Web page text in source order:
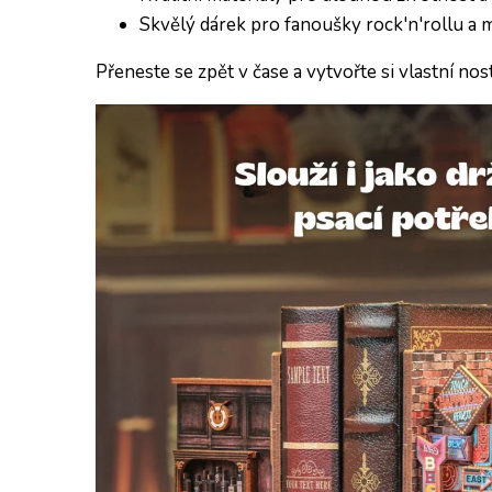
Skvělý dárek pro fanoušky rock'n'rollu a
Přeneste se zpět v čase a vytvořte si vlastní